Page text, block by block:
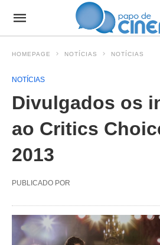
HOMEPAGE NOTÍCIAS NOTÍCIAS
NOTÍCIAS
Divulgados os
ao Critics
2013
PUBLICADO POR